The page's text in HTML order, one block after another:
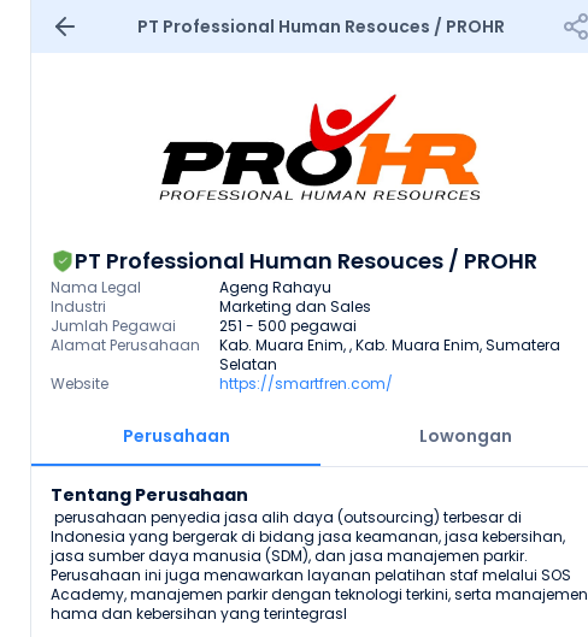
PT Professional Human Resouces / PROHR
PT Professional Human Resouces / PROHR
Nama Legal
Ageng Rahayu
Industri
Marketing dan Sales
Jumlah Pegawai
251 - 500 pegawai
Alamat Perusahaan
Kab. Muara Enim, , Kab. Muara Enim, Sumatera
Selatan
Website
https://smartfren.com/
Perusahaan Lowongan
Tentang Perusahaan
Indonesia yang bergerak di bidang jasa keamanan, jasa kebersihan,
jasa sumber daya manusia (SDM), dan jasa manajemen parkir.
Perusahaan ini juga menawarkan layanan pelatihan staf melalui SOS
Academy, manajemen parkir dengan teknologi terkini, serta manajemen
hama dan kebersihan yang terintegrasI